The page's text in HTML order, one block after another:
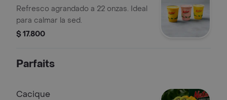
Refresco agrandado a 22 onzas. Ideal
para calmar la sed.
$ 17.800
Parfaits
Cacique